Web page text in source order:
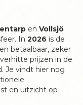
en Vollsjö
In 2026 is de
betaalbaar, zeker
prijzen in de
Je vindt hier nog
en uitzicht op